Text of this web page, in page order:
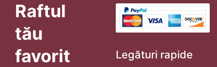
Raftul
tău
favorit
Legături rapide